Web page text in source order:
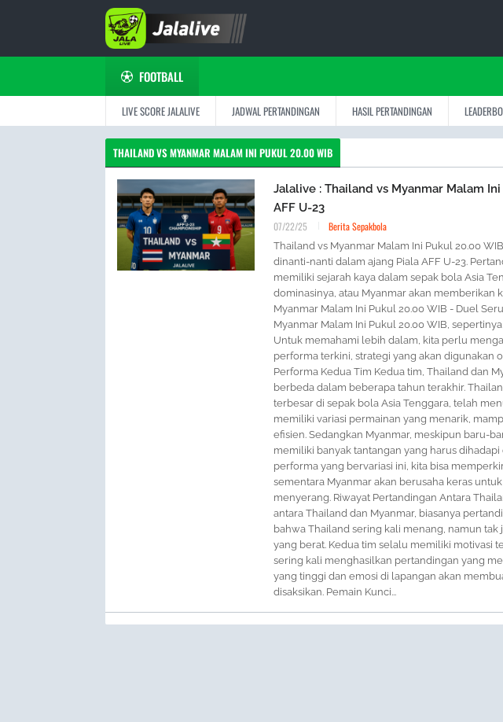
FOOTBALL
LIVE SCORE JALALIVE JADWAL PERTANDINGAN HASIL PERTANDINGAN
THAILAND VS MYANMAR MALAM INI PUKUL 20.00 WIB
Jalalive : Thailand vs Myanmar Malam
AFF U-23
07/22/25 Berita Sepakbola
Thailand vs Myanmar Malam Ini Pukul 20.00
dinanti-nanti dalam ajang Piala AFF U-23.
memiliki sejarah kaya dalam sepak bola Asia
dominasinya, atau Myanmar akan memberikan
Myanmar Malam Ini Pukul 20.00 WIB - Duel
Myanmar Malam Ini Pukul 20.00 WIB,
Untuk memahami lebih dalam, kita perlu
performa terkini, strategi yang akan digunakan
Performa Kedua Tim Kedua tim, Thailand dan
berbeda dalam beberapa tahun terakhir.
terbesar di sepak bola Asia Tenggara, telah
memiliki variasi permainan yang menarik,
efisien. Sedangkan Myanmar, meskipun baru-
memiliki banyak tantangan yang harus
performa yang bervariasi ini, kita bisa
sementara Myanmar akan berusaha keras
menyerang. Riwayat Pertandingan Antara
antara Thailand dan Myanmar, biasanya
bahwa Thailand sering kali menang, namun
yang berat. Kedua tim selalu memiliki motivasi
sering kali menghasilkan pertandingan yang
yang tinggi dan emosi di lapangan akan
disaksikan. Pemain Kunci...